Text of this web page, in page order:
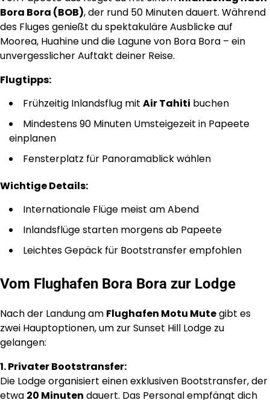
Bora Bora (BOB), der rund 50 Minuten dauert. Während
des Fluges genießt du spektakuläre Ausblicke auf
Moorea, Huahine und die Lagune von Bora Bora – ein
unvergesslicher Auftakt deiner Reise.
Flugtipps:
Frühzeitig Inlandsflug mit Air Tahiti buchen
Mindestens 90 Minuten Umsteigezeit in Papeete
einplanen
Fensterplatz für Panoramablick wählen
Wichtige Details:
Internationale Flüge meist am Abend
Inlandsflüge starten morgens ab Papeete
Leichtes Gepäck für Bootstransfer empfohlen
Vom Flughafen Bora Bora zur Lodge
Nach der Landung am Flughafen Motu Mutegibt es
zwei Hauptoptionen, um zur Sunset Hill Lodge zu
gelangen:
1. Privater Bootstransfer:
Die Lodge organisiert einen exklusiven Bootstransfer, der
etwa 20 Minuten dauert. Das Personal empfängt dich